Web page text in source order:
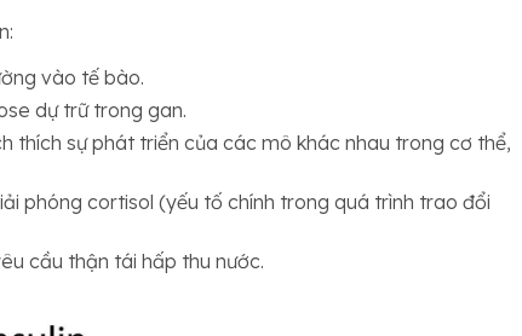
vào tế bào.
dự trữ trong gan.
thích sự phát triển của các mô khác nhau trong cơ thể,
phóng cortisol (yếu tố chính trong quá trình trao đổi
cầu thận tái hấp thu nước.